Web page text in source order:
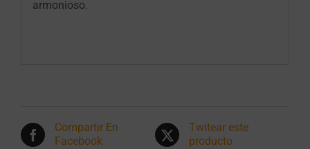
armonioso.
Compartir En
Facebook
Twitear este
producto